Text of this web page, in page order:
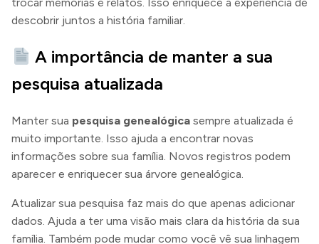
trocar memórias e relatos. Isso enriquece a experiência de
descobrir juntos a história familiar.
A importância de manter a sua
pesquisa atualizada
Manter sua pesquisa genealógica sempre atualizada é
muito importante. Isso ajuda a encontrar novas
informações sobre sua família. Novos registros podem
aparecer e enriquecer sua árvore genealógica.
Atualizar sua pesquisa faz mais do que apenas adicionar
dados. Ajuda a ter uma visão mais clara da história da sua
família. Também pode mudar como você vê sua linhagem